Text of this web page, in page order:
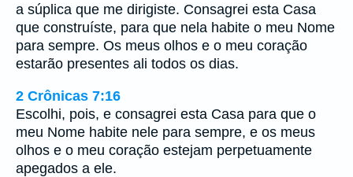
a súplica que me dirigiste. Consagrei esta Casa
que construíste, para que nela habite o meu Nome
para sempre. Os meus olhos e o meu coração
estarão presentes ali todos os dias.
2 Crônicas 7:16
Escolhi, pois, e consagrei esta Casa para que o
meu Nome habite nele para sempre, e os meus
olhos e o meu coração estejam perpetuamente
apegados a ele.